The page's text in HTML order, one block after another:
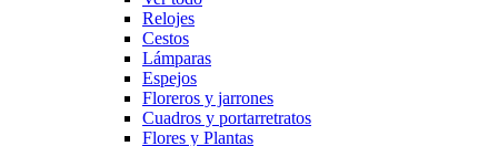
Relojes
Cestos
Lámparas
Espejos
Floreros y jarrones
Cuadros y portarretratos
Flores y Plantas